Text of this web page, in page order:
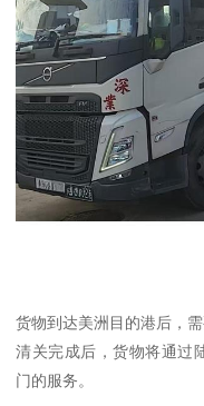
货物到达美洲目的港后，需
清关完成后，货物将通过
门的服务。